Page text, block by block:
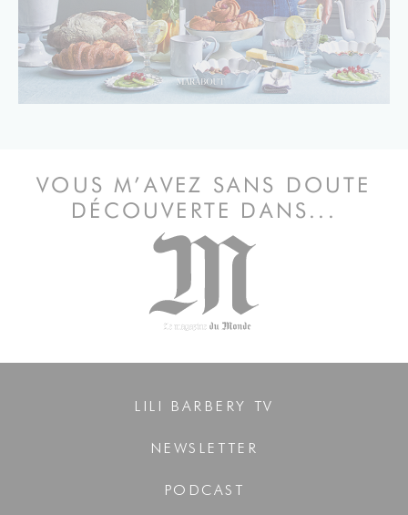
VOUS M’AVEZ SANS DOUTE
DÉCOUVERTE DANS...
LILI BARBERY TV
NEWSLETTER
PODCAST